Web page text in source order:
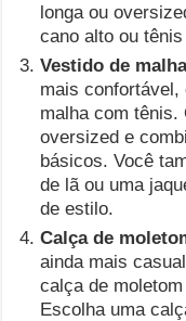
longa ou
cano alto ou
Vestido de
mais
malha com tênis.
oversized e
básicos. Você
de lã ou uma
de estilo.
Calça de
ainda mais
calça de
Escolha uma